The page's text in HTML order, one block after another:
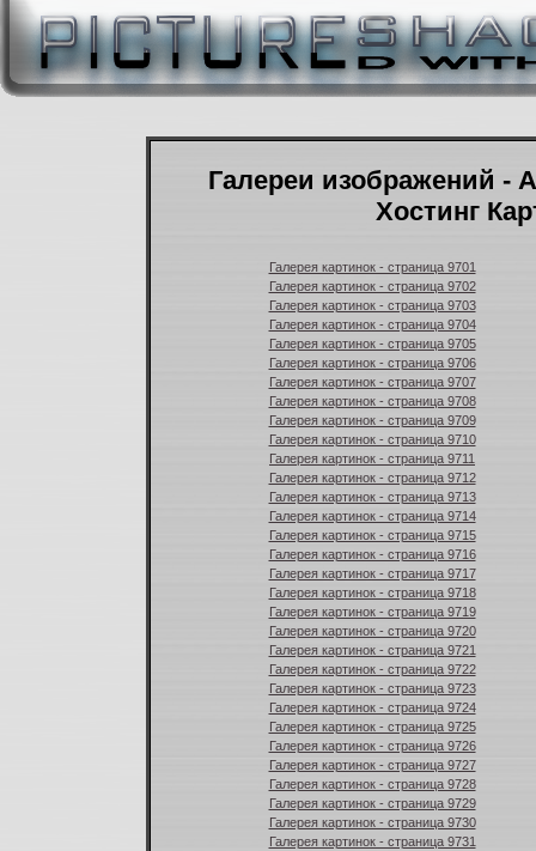
Галереи изображений -
Хостинг
Галерея картинок - страница 9701
Галерея картинок - страница 9702
Галерея картинок - страница 9703
Галерея картинок - страница 9704
Галерея картинок - страница 9705
Галерея картинок - страница 9706
Галерея картинок - страница 9707
Галерея картинок - страница 9708
Галерея картинок - страница 9709
Галерея картинок - страница 9710
Галерея картинок - страница 9711
Галерея картинок - страница 9712
Галерея картинок - страница 9713
Галерея картинок - страница 9714
Галерея картинок - страница 9715
Галерея картинок - страница 9716
Галерея картинок - страница 9717
Галерея картинок - страница 9718
Галерея картинок - страница 9719
Галерея картинок - страница 9720
Галерея картинок - страница 9721
Галерея картинок - страница 9722
Галерея картинок - страница 9723
Галерея картинок - страница 9724
Галерея картинок - страница 9725
Галерея картинок - страница 9726
Галерея картинок - страница 9727
Галерея картинок - страница 9728
Галерея картинок - страница 9729
Галерея картинок - страница 9730
Галерея картинок - страница 9731